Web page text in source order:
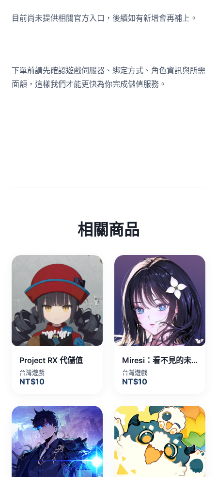
目前尚未提供相關官方入口，後續如有新增會再補上。
下單前請先確認遊戲伺服器、綁定方式、角色資訊與所需
面額，這樣我們才能更快為你完成儲值服務。
相關商品
Project RX 代儲值
台灣遊戲
NT$10
Miresi：看不見的未來 代儲值
台灣遊戲
NT$10